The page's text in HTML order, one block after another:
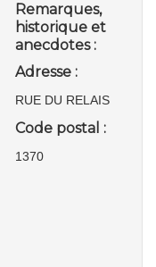
Remarques,
historique et
anecdotes :
Adresse :
RUE DU RELAIS
Code postal :
1370